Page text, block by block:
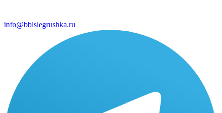
info@bblslegrushka.ru